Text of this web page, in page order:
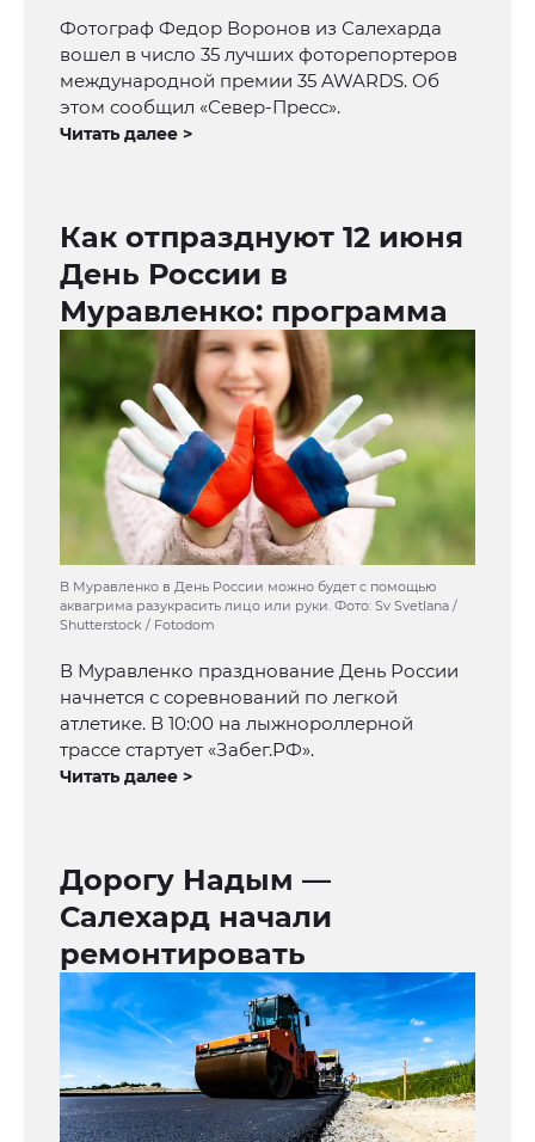
Фотограф Федор Воронов из Салехарда
вошел в число 35 лучших фоторепортеров
международной премии 35 AWARDS. Об
этом сообщил «Север-Пресс».
Читать далее >
Как отпразднуют 12 июня
День России в
Муравленко: программа
В Муравленко в День России можно будет с помощью
аквагрима разукрасить лицо или руки. Фото: Sv Svetlana /
Shutterstock / Fotodom
В Муравленко празднование День России
начнется с соревнований по легкой
атлетике. В 10:00 на лыжнороллерной
трассе стартует «Забег.РФ».
Читать далее >
Дорогу Надым —
Салехард начали
ремонтировать